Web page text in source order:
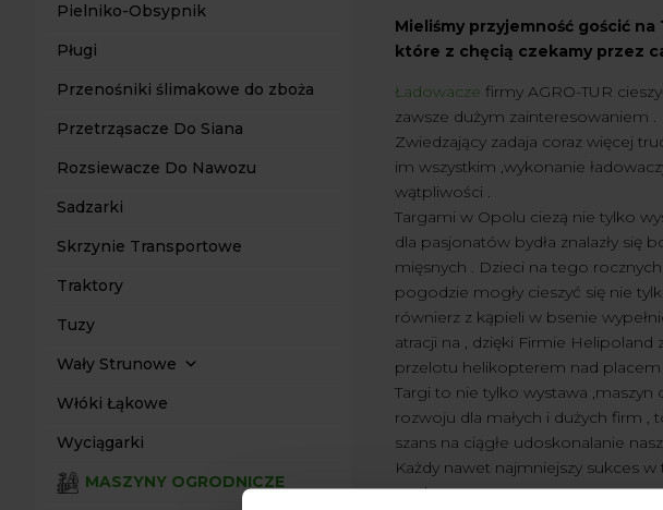
Pielniko-Obsypnik
Pługi
Przenośniki ślimakowe do zboża
Przetrząsacze Do Siana
Rozsiewacze Do Nawozu
Sadzarki
Skrzynie Transportowe
Traktory
Tuzy
Wały Strunowe
Włóki Łąkowe
Wyciągarki
MASZYNY OGRODNICZE
Mieliśmy przyjemność gościć
które z chęcią czekamy przez
Ładowacze firmy AGRO-TUR
zawsze dużym zainteresowaniem .
Zwiedzający zadaja coraz więcej
im wszystkim ,wykonanie
wątpliwości .
Targami w Opolu ciezą nie tylko
dla pasjonatów bydła znalazły się
mięsnych . Dzieci na tego
pogodzie mogły cieszyć się nie
równierz z kąpieli w bsenie
atracji na , dzięki Firmie
przelotu helikopterem nad placem
Targi to nie tylko wystawa
rozwoju dla małych i dużych firm
szans na ciągłe udoskonalanie
Każdy nawet najmniejszy sukces
pucharu .